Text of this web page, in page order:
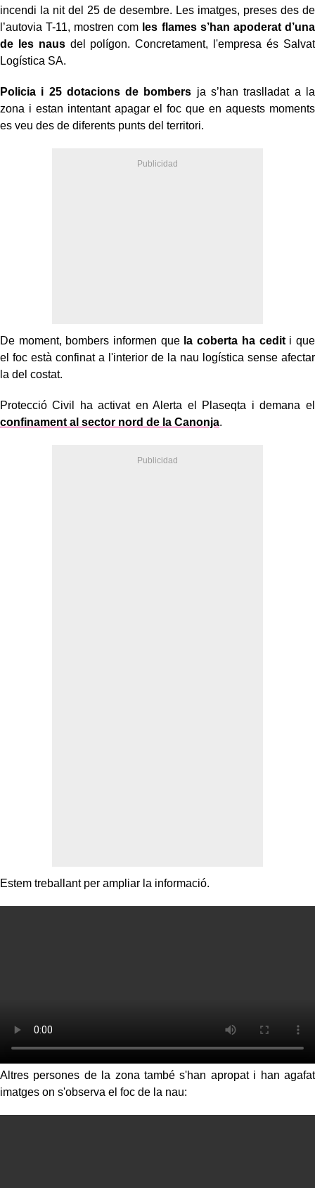
incendi la nit del 25 de desembre. Les imatges, preses des de
l’autovia T-11, mostren com les flames s’han apoderat d’una
de les nausdel polígon. Concretament, l'empresa és Salvat
Logística SA.
Policia i 25 dotacions de bombers ja s’han traslladat a la
zona i estan intentant apagar el foc que en aquests moments
es veu des de diferents punts del territori.
De moment, bombers informen que la coberta ha cediti que
el foc està confinat a l'interior de la nau logística sense afectar
la del costat.
Protecció Civil ha activat en Alerta el Plaseqta i demana el
confinament al sector nord de la Canonja.
Estem treballant per ampliar la informació.
Altres persones de la zona també s'han apropat i han agafat
imatges on s'observa el foc de la nau: